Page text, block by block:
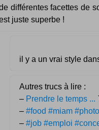
différentes facettes de
juste superbe !
il y a un vrai style
Autres trucs à lire :
– Prendre le temps ...
– #food #miam
– #job #emploi